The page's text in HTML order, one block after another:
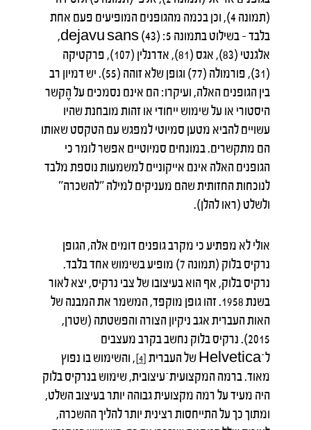
(תמונה 4), וכן בכמה מהגופנים המופיעים פעם אחת
בלבד – בשילוט בתמונה 5: dejavu sans (43),
אלגנטי (83), אגס (81), אדרנלין (107), פרקטיקה
(31), פורמולה (77) וגופן שלא זוהה (55). יש דמיון רב
בין הגופנים האלה, ועיקרו: הם אינם נסמכים על הֶקשר
היסטורי או על שימוש ייחודי או זהות מובחנת שהיו
עשויים להביא מטען סמיוטי למפגש עם הטקסט שאותו
הם מתקשרים. במונחים סמיוטיים אפשר לומר כי
הגופנים האלה אינם אייקוניים למשמעות נוספת מלבד
לנוכחות החזותית שהם מעניקים למילה "להשכרה"
ולשלט (ראו להלן).
אולי לא מפתיע כי מקרב גופנים דומים אלה, הגופן
נרקיס בלוק (תמונה 7) מופיע בשימוש אחד בלבד.
נרקיס בלוק, אף הוא בעיצובו של צבי נרקיס, יצא לאור
בשנת 1958. זהו גופן מוקפד, המשמר את המבנה של
האות העברית אגב ניקיון הצורה והפשטתה (שטרן,
2015). נרקיס בלוק נחשב בקרב מעצבים
ל־Helvetica של העברית
[4]
, והשימוש בו נפוץ
מאוד. ברמה המקצועית־עיצובית, שימוש בנרקיס בלוק
היה מעיד על רמה מקצועית גבוהה יותר בעיצוב השלט,
ומתוך כך על התייחסות רצינית יותר להליך ההשכרה,